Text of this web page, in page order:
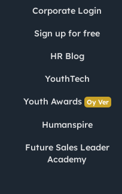
Corporate Login
Sign up for free
HR Blog
YouthTech
Youth Awards Oy Ver
Humanspire
Future Sales Leader
Academy